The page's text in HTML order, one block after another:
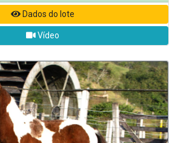
Dados do lote
Vídeo